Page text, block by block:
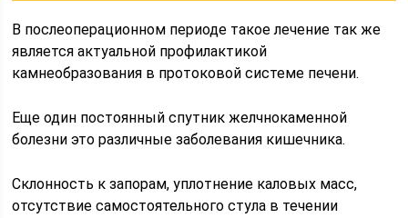
В послеоперационном периоде такое лечение так же
является актуальной профилактикой
камнеобразования в протоковой системе печени.
Еще один постоянный спутник желчнокаменной
болезни это различные заболевания кишечника.
Склонность к запорам, уплотнение каловых масс,
отсутствие самостоятельного стула в течении